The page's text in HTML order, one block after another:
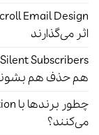
اثر می‌گذارند
هم حذف هم
می‌کنند؟